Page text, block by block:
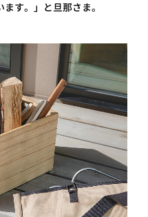
す。」と旦那さま。